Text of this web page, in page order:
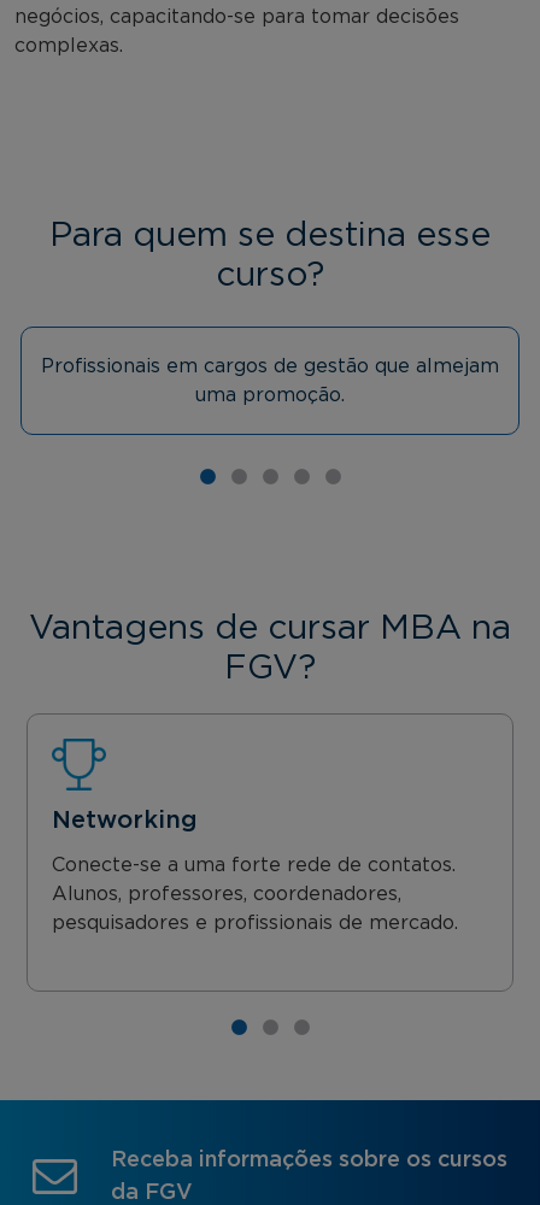
negócios, capacitando-se para tomar decisões
complexas.
Para quem se destina esse
curso?
Profissionais em cargos de gestão que almejam
uma promoção.
Vantagens de cursar MBA na
FGV?
Networking
Conecte-se a uma forte rede de contatos.
Alunos, professores, coordenadores,
pesquisadores e profissionais de mercado.
Receba informações sobre os cursos
da FGV